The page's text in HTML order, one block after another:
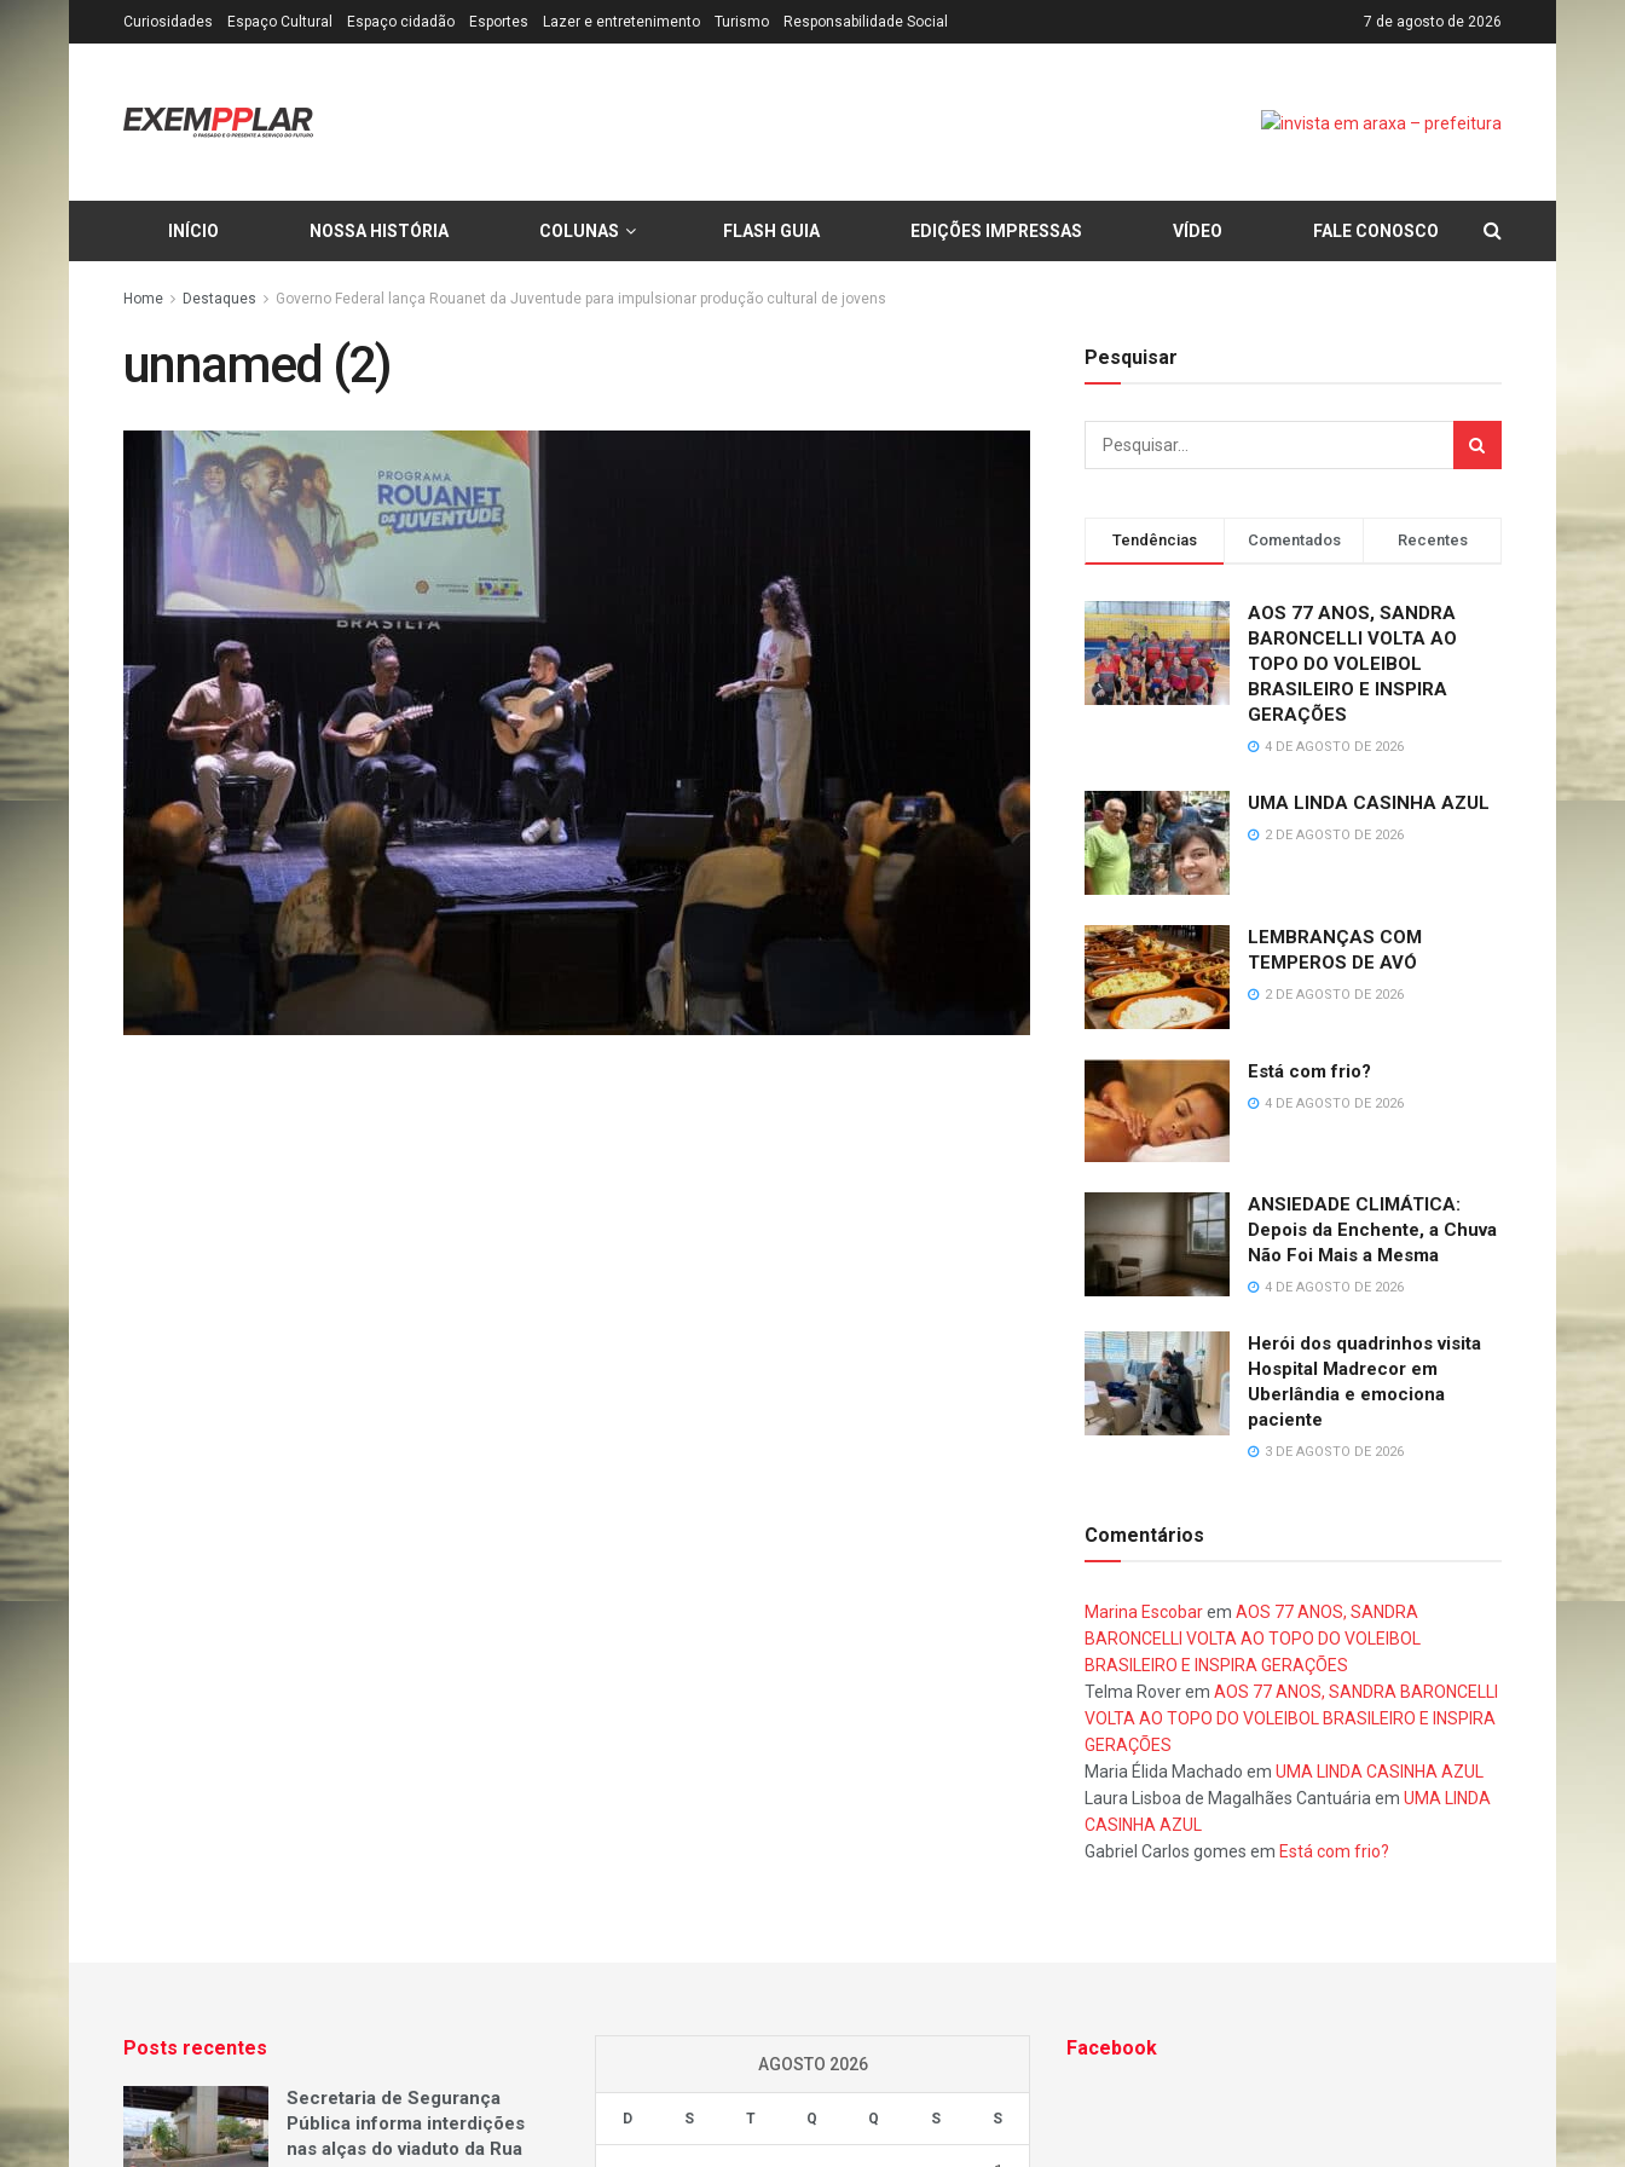
Curiosidades Espaço Cultural Espaço cidadão Esportes Lazer e entretenimento Turismo Responsabilidade Social 7 de agosto de 2026
INÍCIO NOSSA HISTÓRIA COLUNAS FLASH GUIA EDIÇÕES IMPRESSAS VÍDEO FALE CONOSCO
Home Destaques Governo Federal lança Rouanet da Juventude para impulsionar produção cultural de jovens
unnamed (2) Pesquisar
Tendências Comentados Recentes
AOS 77 ANOS, SANDRA
BARONCELLI VOLTA AO
TOPO DO VOLEIBOL
BRASILEIRO E INSPIRA
GERAÇÕES
4 DE AGOSTO DE 2026
UMA LINDA CASINHA AZUL
2 DE AGOSTO DE 2026
LEMBRANÇAS COM
TEMPEROS DE AVÓ
2 DE AGOSTO DE 2026
Está com frio?
4 DE AGOSTO DE 2026
ANSIEDADE CLIMÁTICA:
Depois da Enchente, a Chuva
Não Foi Mais a Mesma
4 DE AGOSTO DE 2026
Herói dos quadrinhos visita
Hospital Madrecor em
Uberlândia e emociona
paciente
3 DE AGOSTO DE 2026
Comentários
Marina Escobarem AOS 77 ANOS, SANDRA
BARONCELLI VOLTA AO TOPO DO VOLEIBOL
BRASILEIRO E INSPIRA GERAÇÕES
Telma Roverem AOS 77 ANOS, SANDRA BARONCELLI
VOLTA AO TOPO DO VOLEIBOL BRASILEIRO E INSPIRA
GERAÇÕES
Maria Élida Machado em UMA LINDA CASINHA AZUL
Laura Lisboa de Magalhães Cantuáriaem UMA LINDA
CASINHA AZUL
Gabriel Carlos gomes em Está com frio?
Posts recentes
Secretaria de Segurança
Pública informa interdições
nas alças do viaduto da Rua
AGOSTO 2026
D S T Q Q S S
Facebook